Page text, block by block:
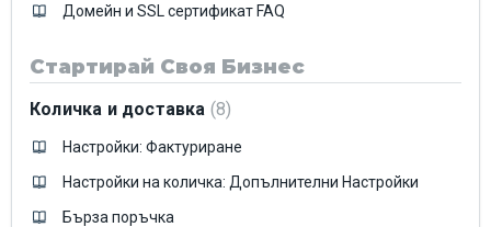
Домейн и SSL сертификат FAQ
Стартирай Своя Бизнес
Количка и доставка 8
Настройки: Фактуриране
Настройки на количка: Допълнителни Настройки
Бърза поръчка